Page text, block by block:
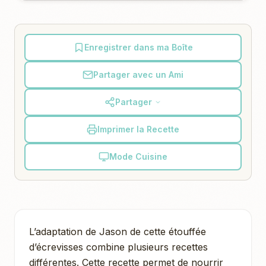
Enregistrer dans ma Boîte
Partager avec un Ami
Partager
Imprimer la Recette
Mode Cuisine
L’adaptation de Jason de cette étouffée
d’écrevisses combine plusieurs recettes
différentes. Cette recette permet de nourrir